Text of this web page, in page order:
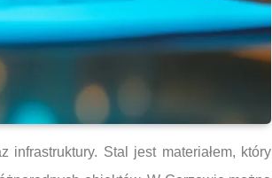
Stal jest materiałem, który